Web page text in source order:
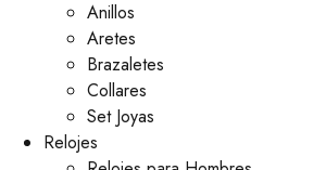
Anillos
Aretes
Brazaletes
Collares
Set Joyas
Relojes